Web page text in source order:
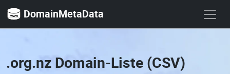
DomainMetaData
.org.nz Domain-Liste (CSV)